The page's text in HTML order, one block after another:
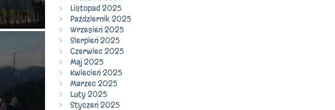
Listopad 2025
Październik 2025
Wrzesień 2025
Sierpień 2025
Czerwiec 2025
Maj 2025
Kwiecień 2025
Marzec 2025
Luty 2025
Styczeń 2025